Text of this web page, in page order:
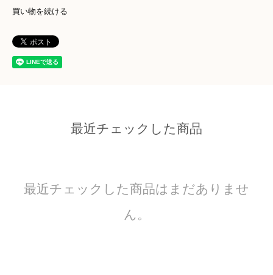
買い物を続ける
最近チェックした商品
最近チェックした商品はまだありませ
ん。